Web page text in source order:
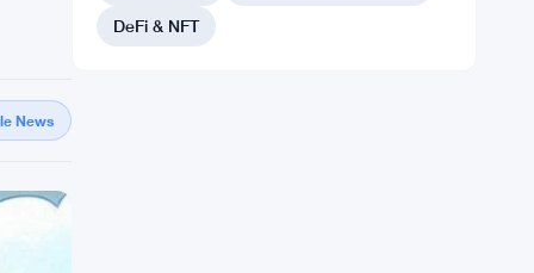
News
DeFi & NFT